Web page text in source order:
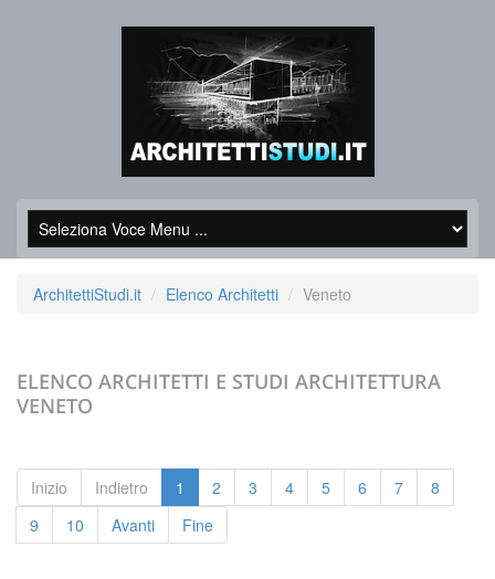
ArchitettiStudi.it Elenco Architetti Veneto
ELENCO ARCHITETTI E STUDI ARCHITETTURA
VENETO
Inizio Indietro 1 2 3 4 5 6 7
8
9
10 Avanti Fine